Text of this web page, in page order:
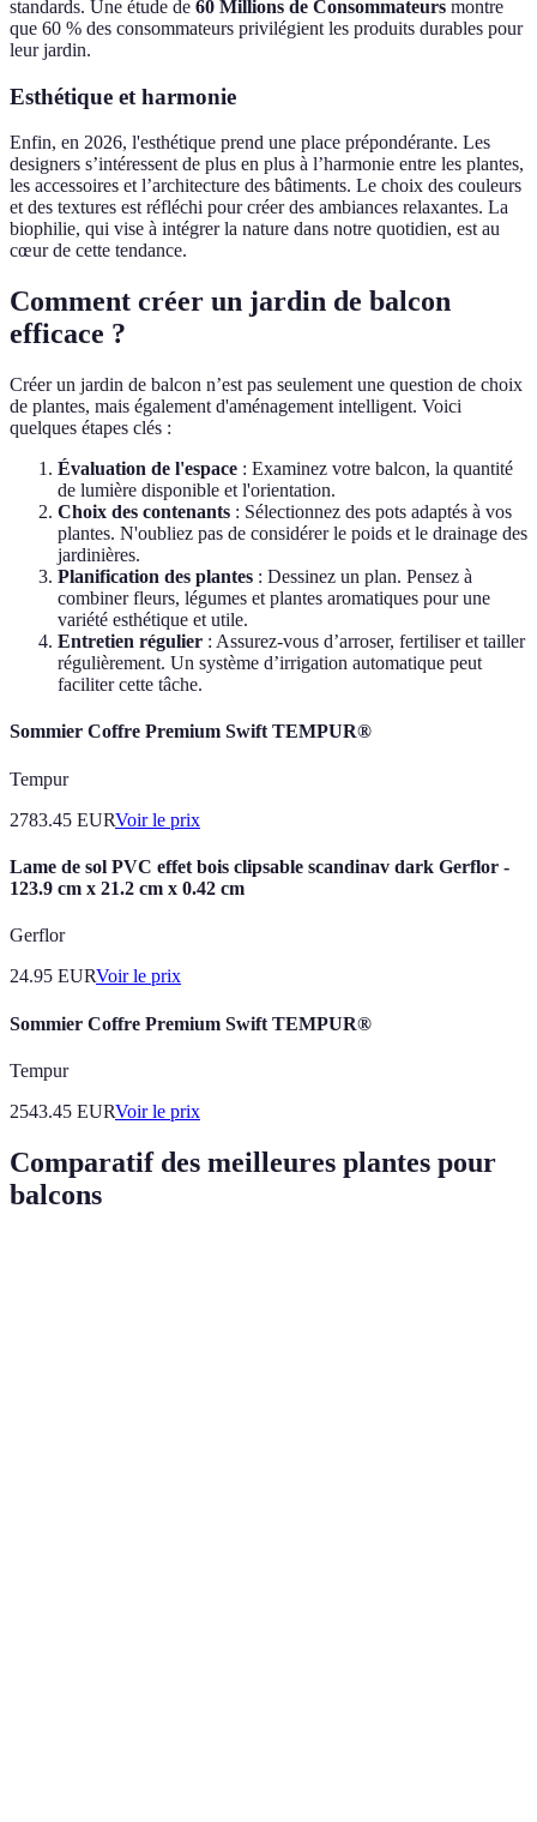
standards. Une étude de 60 Millions de Consommateurs montre
que 60 % des consommateurs privilégient les produits durables pour
leur jardin.
Esthétique et harmonie
Enfin, en 2026, l'esthétique prend une place prépondérante. Les
designers s’intéressent de plus en plus à l’harmonie entre les plantes,
les accessoires et l’architecture des bâtiments. Le choix des couleurs
et des textures est réfléchi pour créer des ambiances relaxantes. La
biophilie, qui vise à intégrer la nature dans notre quotidien, est au
cœur de cette tendance.
Comment créer un jardin de balcon
efficace ?
Créer un jardin de balcon n’est pas seulement une question de choix
de plantes, mais également d'aménagement intelligent. Voici
quelques étapes clés :
Évaluation de l'espace : Examinez votre balcon, la quantité
de lumière disponible et l'orientation.
Choix des contenants : Sélectionnez des pots adaptés à vos
plantes. N'oubliez pas de considérer le poids et le drainage des
jardinières.
Planification des plantes : Dessinez un plan. Pensez à
combiner fleurs, légumes et plantes aromatiques pour une
variété esthétique et utile.
Entretien régulier : Assurez-vous d’arroser, fertiliser et tailler
régulièrement. Un système d’irrigation automatique peut
faciliter cette tâche.
Sommier Coffre Premium Swift TEMPUR®
Tempur
2783.45 EURVoir le prix
Lame de sol PVC effet bois clipsable scandinav dark Gerflor -
123.9 cm x 21.2 cm x 0.42 cm
Gerflor
24.95 EURVoir le prix
Sommier Coffre Premium Swift TEMPUR®
Tempur
2543.45 EURVoir le prix
Comparatif des meilleures plantes pour
balcons